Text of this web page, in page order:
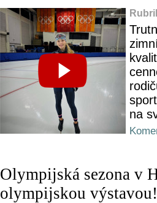
na
Olympijská sezona v
olympijskou výstavou!